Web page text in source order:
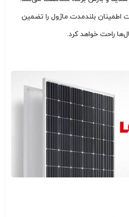
اطمینان بلندمدت ماژول را تضمین
راحت خواهد کرد.